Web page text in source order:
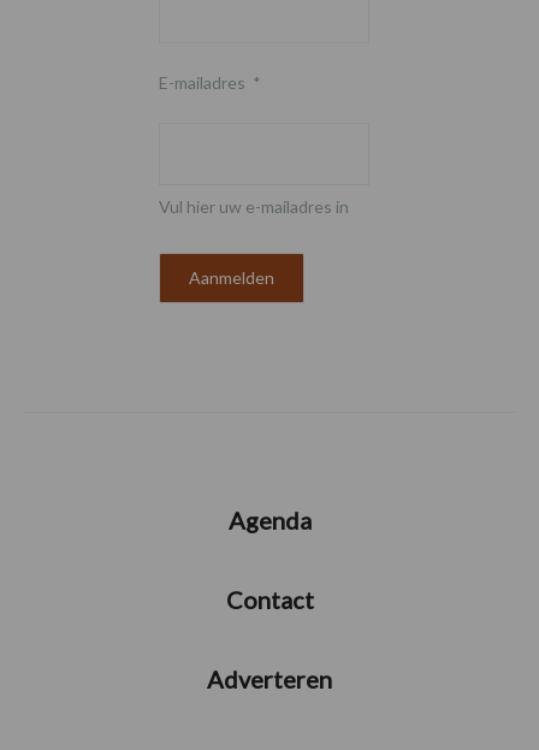
E-mailadres *
Vul hier uw e-mailadres in
Agenda
Contact
Adverteren